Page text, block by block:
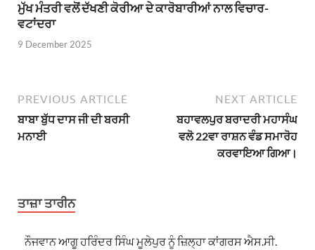
ਮੁੱਖ ਮੰਤਰੀ ਵਲੋਂ ਦੱਖਣੀ ਕੋਰੀਆ ਦੇ ਕਾਰੋਬਾਰੀਆਂ ਨਾਲ ਵਿਚਾਰ-
ਵਟਾਂਦਰਾ
9 December 2025
PREVIOUS ARTICLE
ਬਾਬਾ ਬੁੱਧ ਦਾਸ ਜੀ ਦੀ ਬਰਸੀ
ਮਨਾਈ
NEXT ARTICLE
ਬਹਾਵਲਪੁਰ ਬਰਾਦਰੀ ਮਹਾਸੰਘ
ਵਲੋ 22ਵਾ ਰਾਸ਼ਨ ਵੰਡ ਸਮਾਰੋਹ
ਕਰਵਾਇਆ ਗਿਆ।
ਤਾਜ਼ਾ ਤਾਰੀਨ
ਨੌਜਵਾਨ ਆਗੂ ਹਰਿੰਦਰ ਸਿੰਘ ਮੂਲੇਪੁਰ ਨੂੰ ਜ਼ਿਲ੍ਹਾ ਕਾਂਗਰਸ ਐਸ.ਸੀ.